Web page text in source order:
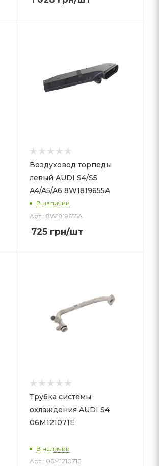
Воздуховод торпеды
левый AUDI S4/S5
A4/A5/A6 8W1819655A
В наличии
Арт.: 8W1819655A
725грн/шт
Трубка системы
охлаждения AUDI S4
06M121071E
В наличии
Арт.: 06M121071E